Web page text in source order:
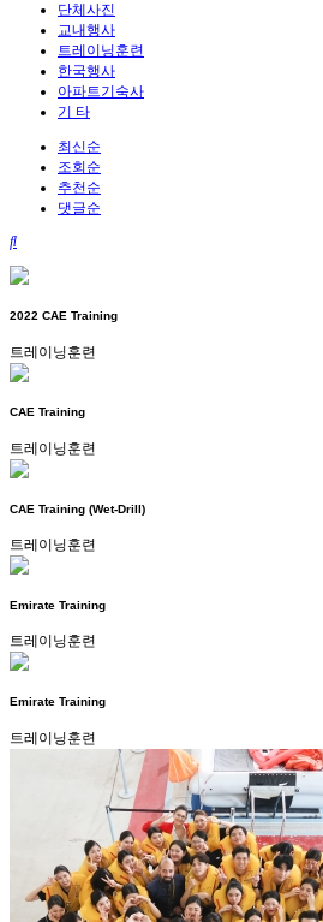
단체사진
교내행사
트레이닝훈련
한국행사
아파트기숙사
기 타
최신순
조회순
추천순
댓글순
2022 CAE Training
트레이닝훈련
CAE Training
트레이닝훈련
CAE Training (Wet-Drill)
트레이닝훈련
Emirate Training
트레이닝훈련
Emirate Training
트레이닝훈련